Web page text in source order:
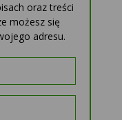
oraz treści
możesz się
adresu.